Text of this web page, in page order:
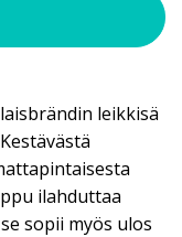
leikkisä
ilahduttaa
sopii myös ulos